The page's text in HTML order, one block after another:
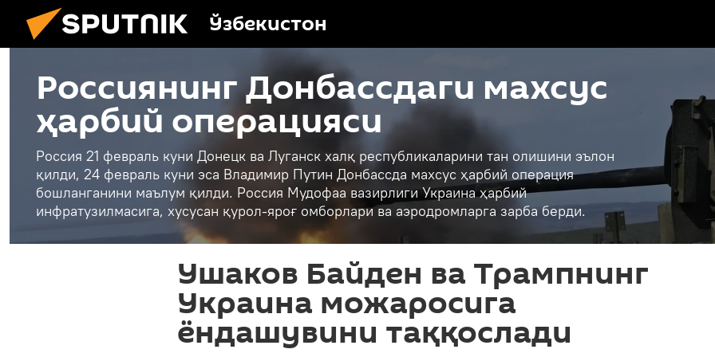
Ўзбекистон
Россиянинг Донбассдаги махсус
ҳарбий операцияси
Россия 21 февраль куни Донецк ва Луганск халқ республикаларини тан олишини эълон
қилди, 24 февраль куни эса Владимир Путин Донбассда махсус ҳарбий операция
бошланганини маълум қилди. Россия Мудофаа вазирлиги Украина ҳарбий
инфратузилмасига, хусусан қурол-яроғ омборлари ва аэродромларга зарба берди.
Ушаков Байден ва Трампнинг
Украина можаросига
ёндашувини таққослади